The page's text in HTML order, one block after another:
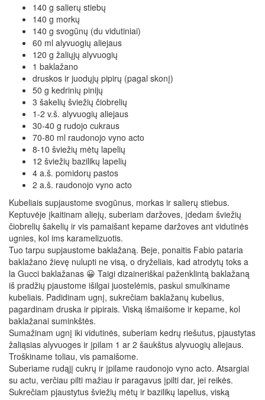
140 g salierų stiebų
140 g morkų
140 g svogūnų (du vidutiniai)
60 ml alyvuogių aliejaus
120 g žaliųjų alyvuogių
1 baklažano
druskos ir juodųjų pipirų (pagal skonį)
50 g kedrinių pinijų
3 šakelių šviežių čiobrelių
1-2 v.š. alyvuogių aliejaus
30-40 g rudojo cukraus
70-80 ml raudonojo vyno acto
8-10 šviežių mėtų lapelių
12 šviežių bazilikų lapelių
4 a.š. pomidorų pastos
2 a.š. raudonojo vyno acto
Kubeliais supjaustome svogūnus, morkas ir salierų stiebus.
Keptuvėje įkaitinam aliejų, suberiam daržoves, įdedam šviežių
čiobrelių šakelių ir vis pamaišant kepame daržoves ant vidutinės
ugnies, kol ims karamelizuotis.
Tuo tarpu supjaustome baklažaną. Beje, ponaitis Fabio pataria
baklažano žievę nulupti ne visą, o dryželiais, kad atrodytų toks a
la Gucci baklažanas 😀 Taigi dizaineriškai paženklintą baklažaną
iš pradžių pjaustome išilgai juostelėmis, paskui smulkiname
kubeliais. Padidinam ugnį, sukrečiam baklažanų kubelius,
pagardinam druska ir pipirais. Viską išmaišome ir kepame, kol
baklažanai suminkštės.
Sumažinam ugnį iki vidutinės, suberiam kedrų riešutus, pjaustytas
žaliąsias alyvuoges ir įpilam 1 ar 2 šaukštus alyvuogių aliejaus.
Troškiname toliau, vis pamaišome.
Suberiame rudąjį cukrų ir įpilame raudonojo vyno acto. Atsargiai
su actu, verčiau pilti mažiau ir paragavus įpilti dar, jei reikės.
Sukrečiam pjaustytus šviežių mėtų ir bazilikų lapelius, viską